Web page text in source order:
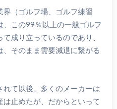
（ゴルフ場、ゴルフ練習
この99％以上の一般ゴルフ
成り立っているのであり、
そのまま需要減退に繋がる
て以後、多くのメーカーは
止めたが、だからといって